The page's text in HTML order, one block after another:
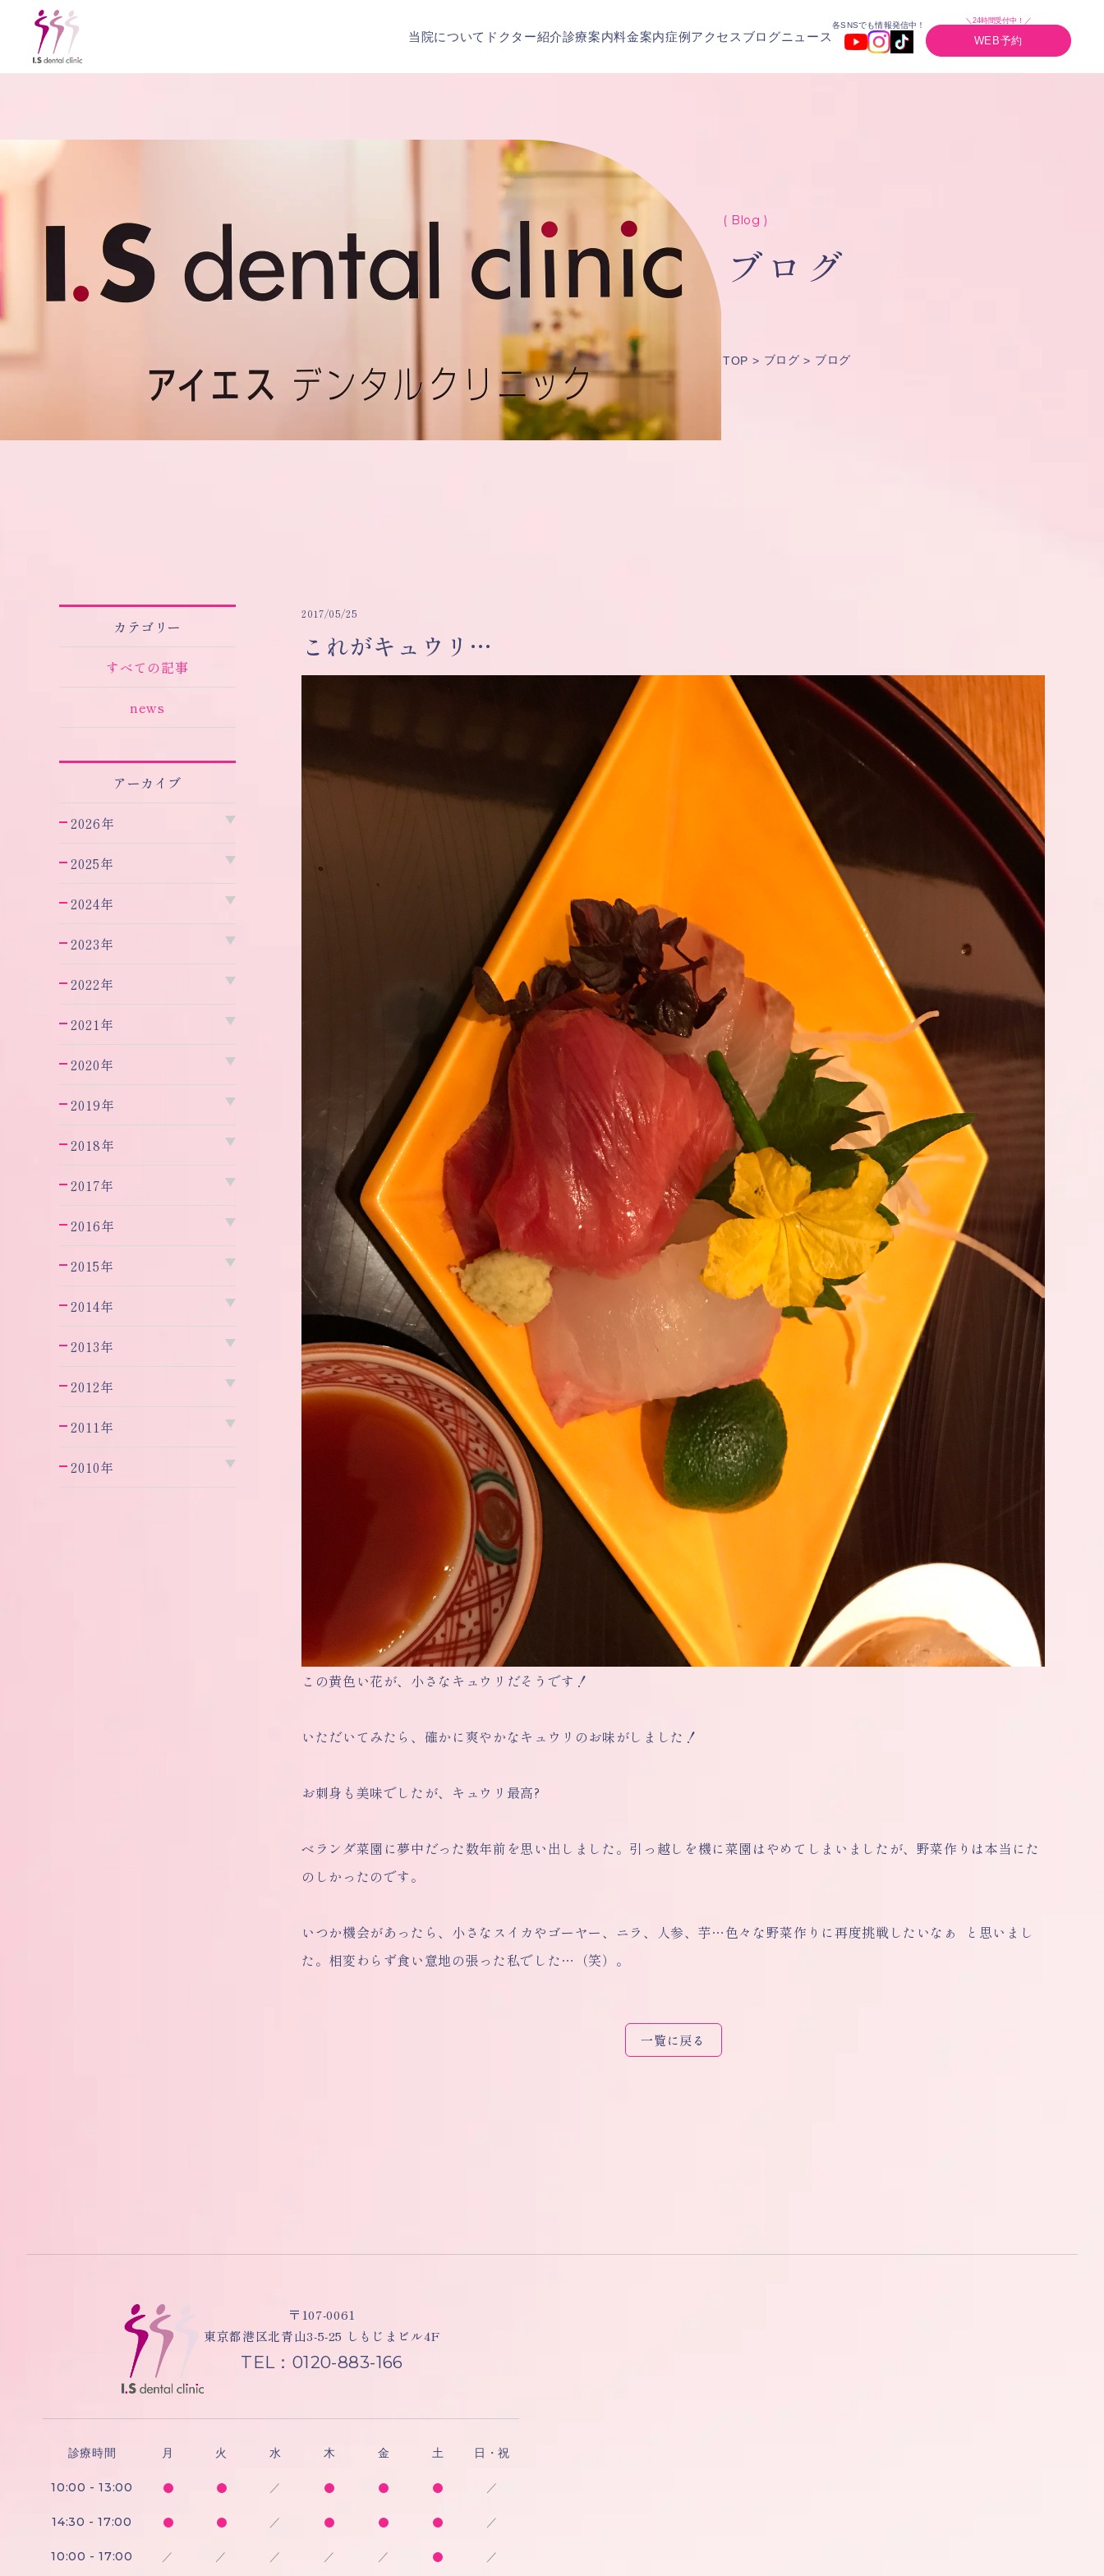
当院について ドクター紹介診療案内料金案内症例アクセス ブログニュース
各SNSでも情報発信中！
＼24時間受付中！／
WEB予約
( Blog )
ブログ
TOP ブログ ブログ
カテゴリー
すべての記事
news
アーカイブ
2026年
2025年
2024年
2023年
2022年
2021年
2020年
2019年
2018年
2017年
2016年
2015年
2014年
2013年
2012年
2011年
2010年
2017/05/25
これがキュウリ…
この黄色い花が、小さなキュウリだそうです！
いただいてみたら、確かに爽やかなキュウリのお味がしました！
お刺身も美味でしたが、キュウリ最高?
ベランダ菜園に夢中だった数年前を思い出しました。引っ越しを機に菜園はやめてしまいましたが、野菜作りは本当にた
のしかったのです。
いつか機会があったら、小さなスイカやゴーヤー、ニラ、人参、芋…色々な野菜作りに再度挑戦したいなぁ と思いまし
た。相変わらず食い意地の張った私でした…（笑）。
一覧に戻る
〒107-0061
東京都港区北青山3-5-25 しもじまビル4F
TEL：0120-883-166
診療時間 月 火 水 木 金 土 日・祝
10:00 - 13:00 ／ ／
14:30 - 17:00 ／ ／
10:00 - 17:00 ／ ／ ／ ／ ／ ／